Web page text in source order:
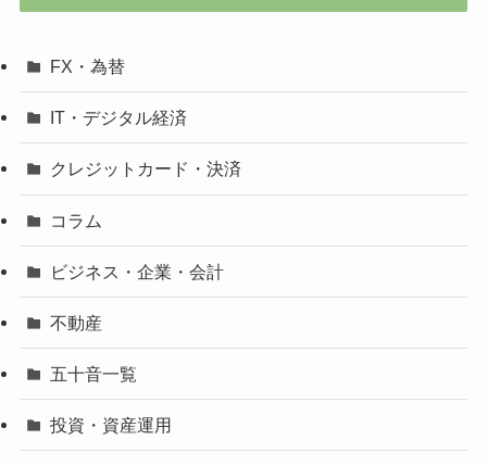
FX・為替
IT・デジタル経済
クレジットカード・決済
コラム
ビジネス・企業・会計
不動産
五十音一覧
投資・資産運用